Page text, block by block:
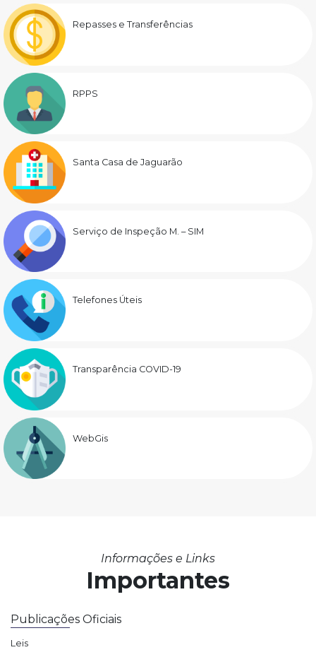
Repasses e Transferências
RPPS
Santa Casa de Jaguarão
Serviço de Inspeção M. – SIM
Telefones Úteis
Transparência COVID-19
WebGis
Informações e Links
Importantes
Publicações Oficiais
Leis